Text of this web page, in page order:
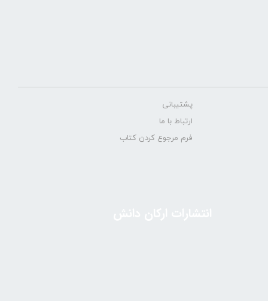
پشتیبانی
ارتباط با ما
فرم مرجوع کردن کتاب